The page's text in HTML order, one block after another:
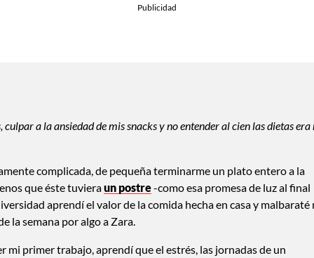
a la ansiedad de mis snacks y no entender al cien las dietas era
complicada, de pequeña terminarme un plato entero a la
que éste tuvieraun postre-como esa promesa de luz al final
aprendí el valor de la comida hecha en casa y malbaraté
la semana por algo a Zara.
mi primer trabajo, aprendí que el estrés, las jornadas de un